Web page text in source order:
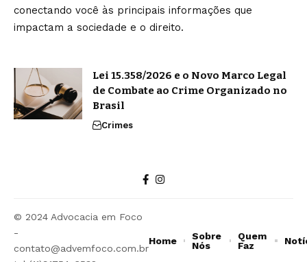
conectando você às principais informações que
impactam a sociedade e o direito.
Lei 15.358/2026 e o Novo Marco Legal
de Combate ao Crime Organizado no
Brasil
Crimes
© 2024 Advocacia em Foco
-
contato@advemfoco.com.br
Home
Sobre
Nós
Quem
Faz